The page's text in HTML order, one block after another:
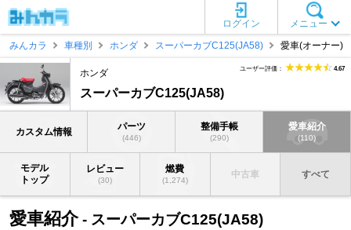
メニュー
ログイン
みんカラ
車種別 ホンダ スーパーカブC125(JA58) 愛車(オーナー)
ホンダ
スーパーカブC125(JA58)
ユーザー評価： 4.67
カスタム情報 パーツ
(446)
整備手帳
(290)
愛車紹介
(110)
モデル
トップ
レビュー
(30)
燃費
(1,274)
中古車 すべて
愛車紹介- スーパーカブC125(JA58)